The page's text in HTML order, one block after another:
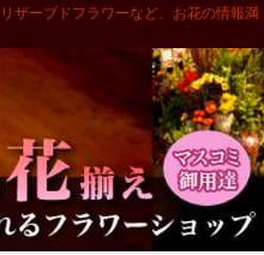
ザーブドフラワーなど、お花の情報満